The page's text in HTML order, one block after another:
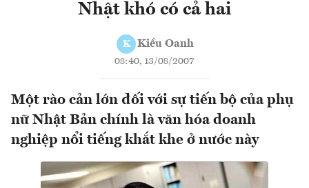
Nhật khó có cả hai
K Kiều Oanh
08:40, 13/08/2007
Một rào cản lớn đối với sự tiến bộ của phụ
nữ Nhật Bản chính là văn hóa doanh
nghiệp nổi tiếng khắt khe ở nước này